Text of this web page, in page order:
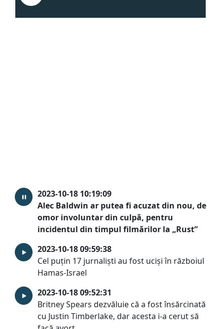
2023-10-18 10:19:09
Alec Baldwin ar putea fi acuzat din nou, de
omor involuntar din culpă, pentru
incidentul din timpul filmărilor la „Rust”
2023-10-18 09:59:38
Cel puţin 17 jurnalişti au fost uciși în războiul
Hamas-Israel
2023-10-18 09:52:31
Britney Spears dezvăluie că a fost însărcinată
cu Justin Timberlake, dar acesta i-a cerut să